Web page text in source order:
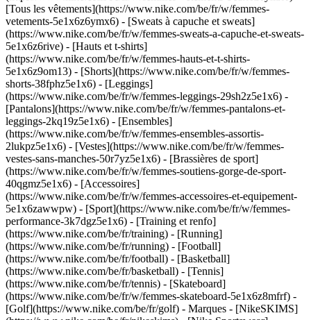
[Tous les vêtements](https://www.nike.com/be/fr/w/femmes-
vetements-5e1x6z6ymx6) - [Sweats à capuche et sweats]
(https://www.nike.com/be/fr/w/femmes-sweats-a-capuche-et-sweats-
5e1x6z6rive) - [Hauts et t-shirts]
(https://www.nike.com/be/fr/w/femmes-hauts-et-t-shirts-
5e1x6z9om13) - [Shorts](https://www.nike.com/be/fr/w/femmes-
shorts-38fphz5e1x6) - [Leggings]
(https://www.nike.com/be/fr/w/femmes-leggings-29sh2z5e1x6) -
[Pantalons](https://www.nike.com/be/fr/w/femmes-pantalons-et-
leggings-2kq19z5e1x6) - [Ensembles]
(https://www.nike.com/be/fr/w/femmes-ensembles-assortis-
2lukpz5e1x6) - [Vestes](https://www.nike.com/be/fr/w/femmes-
vestes-sans-manches-50r7yz5e1x6) - [Brassières de sport]
(https://www.nike.com/be/fr/w/femmes-soutiens-gorge-de-sport-
40qgmz5e1x6) - [Accessoires]
(https://www.nike.com/be/fr/w/femmes-accessoires-et-equipement-
5e1x6zawwpw) - [Sport](https://www.nike.com/be/fr/w/femmes-
performance-3k7dgz5e1x6) - [Training et renfo]
(https://www.nike.com/be/fr/training) - [Running]
(https://www.nike.com/be/fr/running) - [Football]
(https://www.nike.com/be/fr/football) - [Basketball]
(https://www.nike.com/be/fr/basketball) - [Tennis]
(https://www.nike.com/be/fr/tennis) - [Skateboard]
(https://www.nike.com/be/fr/w/femmes-skateboard-5e1x6z8mfrf) -
[Golf](https://www.nike.com/be/fr/golf) - Marques - [NikeSKIMS]